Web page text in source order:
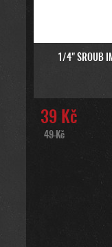
U
Ů
1/4" ŠROUB
39 Kč
49 Kč